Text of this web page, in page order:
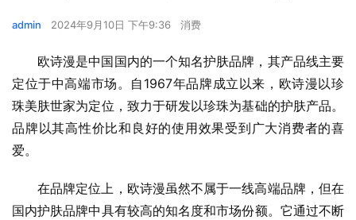
admin 2024年9月10日 下午9:36 消费
欧诗漫是中国国内的一个知名护肤品牌，其产品线主要
定位于中高端市场。自1967年品牌成立以来，欧诗漫以珍
珠美肤世家为定位，致力于研发以珍珠为基础的护肤产品。
品牌以其高性价比和良好的使用效果受到广大消费者的喜
爱。
在品牌定位上，欧诗漫虽然不属于一线高端品牌，但在
国内护肤品牌中具有较高的知名度和市场份额。它通过不断